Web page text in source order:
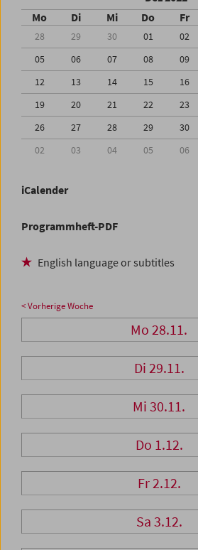
Mo Di Mi Do Fr
28 29 30 01 02
05
06 07 08 09
12
13 14 15 16
19
20 21 22 23
26
27 28 29 30
02
03 04 05 06
iCalender
Programmheft-PDF
English language or subtitles
< Vorherige Woche
Mo 28.11.
Di 29.11.
Mi 30.11.
Do 1.12.
Fr 2.12.
Sa 3.12.